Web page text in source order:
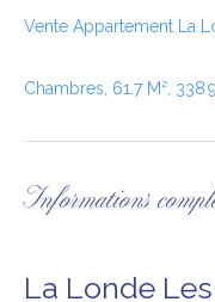
Vente Appartement La
Chambres, 61.7 M², 338
Informations
La Londe